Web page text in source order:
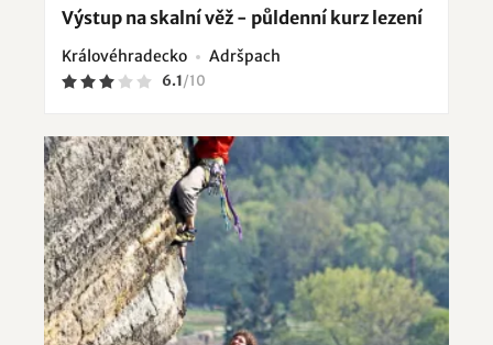
Výstup na skalní věž - půldenní kurz lezení
Královéhradecko Adršpach
6.1/10